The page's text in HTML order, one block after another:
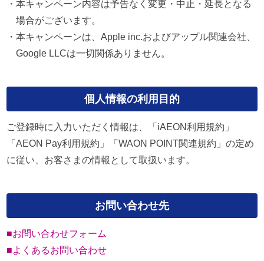
・本キャンペーン内容は予告なく変更・中止・延長となる
場合がございます。
・本キャンペーンは、Apple inc.およびアップル関連会社、
Google LLCは一切関係ありません。
個人情報の利用目的
ご登録時に入力いただく情報は、「iAEON利用規約」
「AEON Pay利用規約」「WAON POINT関連規約」の定め
に従い、お客さまの情報として取扱います。
お問い合わせ先
■お問い合わせフォーム
■よくあるお問い合わせ